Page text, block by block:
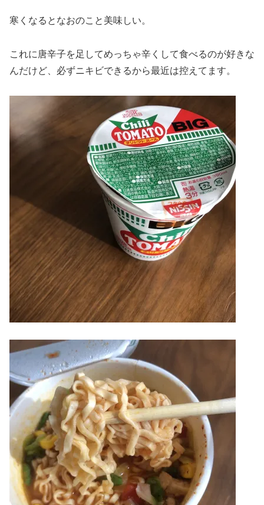
寒くなるとなおのこと美味しい。
これに唐辛子を足してめっちゃ辛くして食べるのが好きな
んだけど、必ずニキビできるから最近は控えてます。